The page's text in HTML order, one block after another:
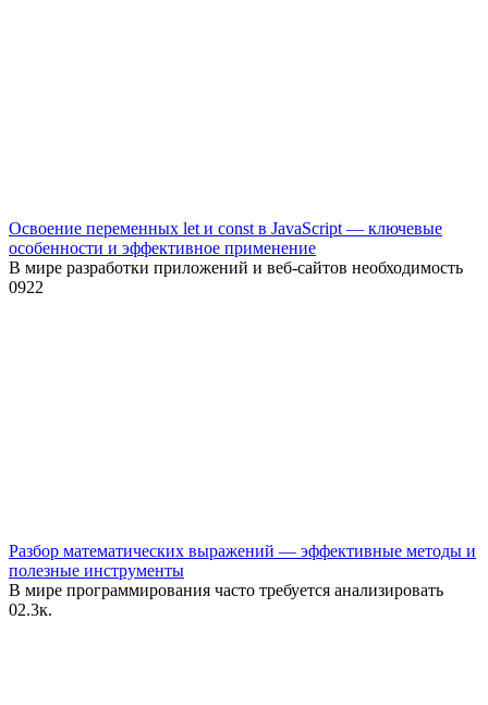
Освоение переменных let и const в JavaScript — ключевые
особенности и эффективное применение
В мире разработки приложений и веб-сайтов необходимость
0922
Разбор математических выражений — эффективные методы и
полезные инструменты
В мире программирования часто требуется анализировать
02.3к.